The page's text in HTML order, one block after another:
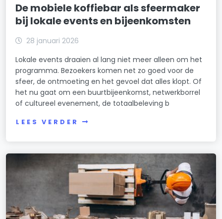
De mobiele koffiebar als sfeermaker
bij lokale events en bijeenkomsten
28 januari 2026
Lokale events draaien al lang niet meer alleen om het
programma. Bezoekers komen net zo goed voor de
sfeer, de ontmoeting en het gevoel dat alles klopt. Of
het nu gaat om een buurtbijeenkomst, netwerkborrel
of cultureel evenement, de totaalbeleving b
LEES VERDER